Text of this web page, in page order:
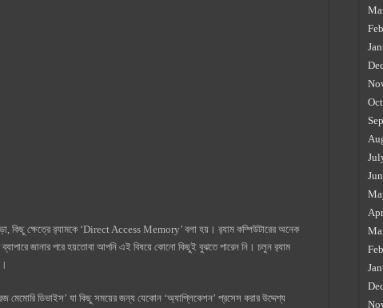
কিছু ক্ষেত্রে র‍্যামকে ‘Direct Access Memory’ বলা হয়। র‍্যাম কম্পিউটারের অনেক
জানার পরে হয়তোবা আপনি এই বিষয়ে কোনো কিছুই বুঝতে পারেন নি। চলুন র‍্যাম
মেমোরি ডিভাইস’ যা কিছু সময়ের জন্য যেকোন ‘অ্যাপ্লিকেশন’ প্রসেস করার উদ্দেশ্য